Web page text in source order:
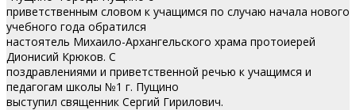
приветственным словом к учащимся по случаю начала нового
учебного года обратился
настоятель Михаило-Архангельского храма протоиерей
Дионисий Крюков. С
поздравлениями и приветственной речью к учащимся и
педагогам школы №1 г. Пущино
выступил священник Сергий Гирилович.